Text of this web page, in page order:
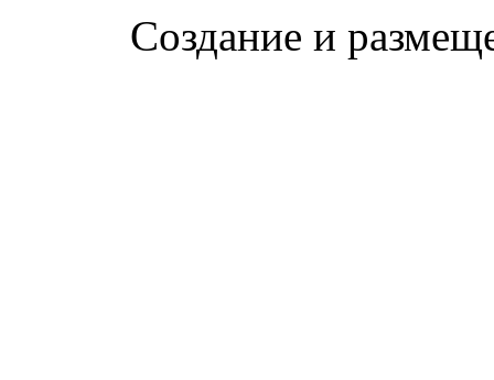
Создание и